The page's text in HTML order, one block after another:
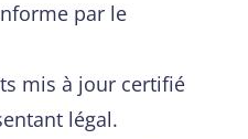
par le
mis à jour certifié
légal.